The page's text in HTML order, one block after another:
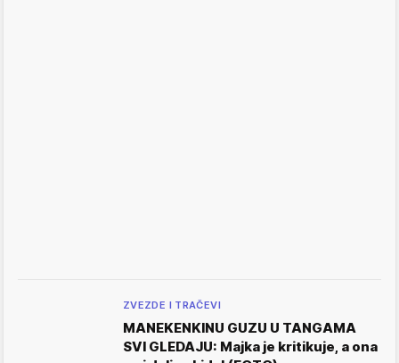
ZVEZDE I TRAČEVI
MANEKENKINU GUZU U TANGAMA
SVI GLEDAJU: Majka je kritikuje, a ona